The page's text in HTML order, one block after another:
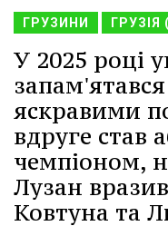
ГРУЗИНИ ГРУЗІЯ
У 2025 році
яскравими
вдруге став
чемпіоном,
Лузан
Ковтуна та